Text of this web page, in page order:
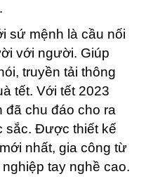
sứ mệnh là cầu nối
với người. Giúp
truyền tải thông
tết. Với tết 2023
đã chu đáo cho ra
sắc. Được thiết kế
nhất, gia công từ
tay nghề cao.